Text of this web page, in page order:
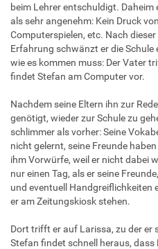
beim Lehrer entschuldigt.
als sehr angenehm: Kein Druck
Computerspielen, etc. Nach
Erfahrung schwänzt er die Schule
wie es kommen muss: Der Vater
findet Stefan am Computer vor.
Nachdem seine Eltern ihn zur
genötigt, wieder zur Schule zu
schlimmer als vorher: Seine
nicht gelernt, seine Freunde
ihm Vorwürfe, weil er nicht dabei
nur einen Tag, als er seine
und eventuell Handgreiflichkeiten
er am Zeitungskiosk stehen.
Dort trifft er auf Larissa, zu der er
Stefan findet schnell heraus,